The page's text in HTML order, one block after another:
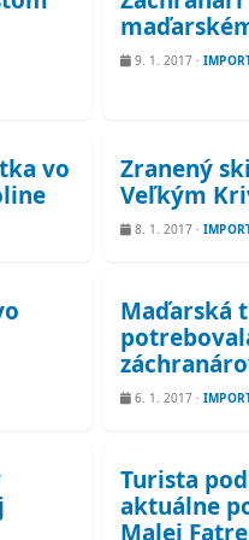
9. 1. 2017 ·
vo
Zranený
Veľkým
8. 1. 2017 ·
Maďarská
6. 1. 2017 ·
Turista
aktuálne
Malej Fatre